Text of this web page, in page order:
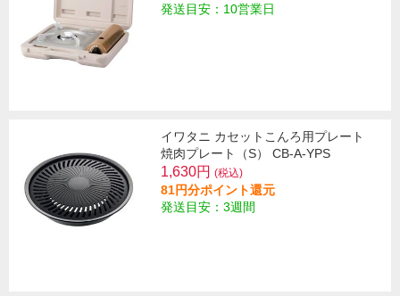
発送目安：10営業日
イワタニ カセットこんろ用プレート
焼肉プレート（S） CB-A-YPS
1,630円 (税込)
81円分ポイント還元
発送目安：3週間